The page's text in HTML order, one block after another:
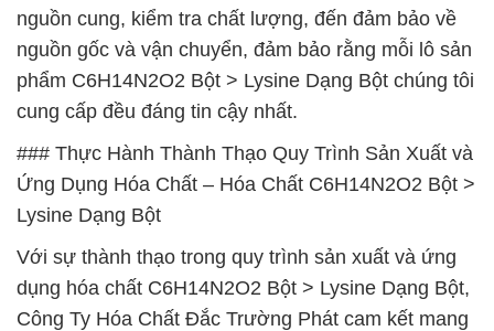
nguồn cung, kiểm tra chất lượng, đến đảm bảo về
nguồn gốc và vận chuyển, đảm bảo rằng mỗi lô sản
phẩm C6H14N2O2 Bột > Lysine Dạng Bột chúng tôi
cung cấp đều đáng tin cậy nhất.
### Thực Hành Thành Thạo Quy Trình Sản Xuất và
Ứng Dụng Hóa Chất – Hóa Chất C6H14N2O2 Bột >
Lysine Dạng Bột
Với sự thành thạo trong quy trình sản xuất và ứng
dụng hóa chất C6H14N2O2 Bột > Lysine Dạng Bột,
Công Ty Hóa Chất Đắc Trường Phát cam kết mang